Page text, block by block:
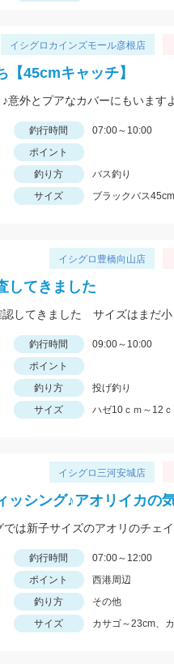
イシグロカインズモール彦根店
【45cmキャッチ】
意外とプアなカバーにもいます
釣行時間
07:00～10:00
ポイント
釣り方
バス釣り
サイズ ブラックバス45cm
イシグロ豊橋向山店
してきました
釣行時間
09:00～10:00
ポイント
釣り方
投げ釣り
サイズ ハゼ10ｃｍ～12ｃ
イシグロ三河安城店
ッシング♪アオリイカの
釣行時間
07:00～12:00
ポイント
西港周辺
釣り方
その他
サイズ カサゴ～23cm、